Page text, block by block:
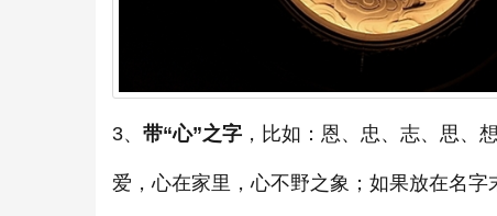
3、 带“心”之字 ，比如：恩、忠、志、思、
爱，心在家里，心不野之象；如果放在名字